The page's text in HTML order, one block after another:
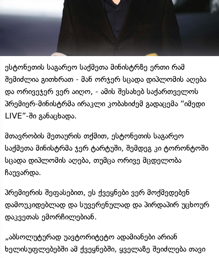
ესტონეთის საგარეო საქმეთა მინისტრზე ერთი რამ
შემიძლია გითხრათ - მან ორჯერ სცადა დიპლომის აღება
და ორივეჯერ ვერ აიღო, - ამის შესახებ საქართველოს
პრემიერ-მინისტრმა ირაკლი კობახიძემ გადაცემა “იმედი
LIVE”-ში განაცხადა.
მთავრობის მეთაურის თქმით, ესტონეთის საგარეო
საქმეთა მინისტრმა ჯერ ტარტუში, შემდეგ კი ტორონტოში
სცადა დიპლომის აღება, თუმცა ორივე მცდელობა
ჩაუვარდა.
პრემიერის შეფასებით, ეს ქვეყნები ვერ მოქმედებენ
დამოუკიდებლად და სუვერენულად და პირდაპირ უცხოურ
დაკვეთას ემორჩილებიან.
„აბსოლუტურად უავტორიტეტო ადამიანები არიან
ხელისუფლებებში ამ ქვეყნებში, ყველაზე შეიძლება თავი